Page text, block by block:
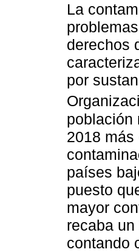
La
derechos
por
población
2018
países
puesto
mayor
recaba
contando